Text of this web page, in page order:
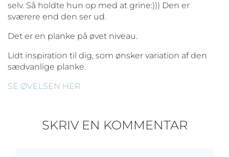
selv. Så holdte hun op med at grine:))) Den er
sværere end den ser ud.
Det er en planke på øvet niveau.
Lidt inspiration til dig, som ønsker variation af den
sædvanlige planke.
SE ØVELSEN HER
SKRIV EN KOMMENTAR